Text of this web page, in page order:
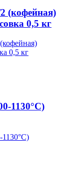
(кофейная)
0,5 кг
1130°С)